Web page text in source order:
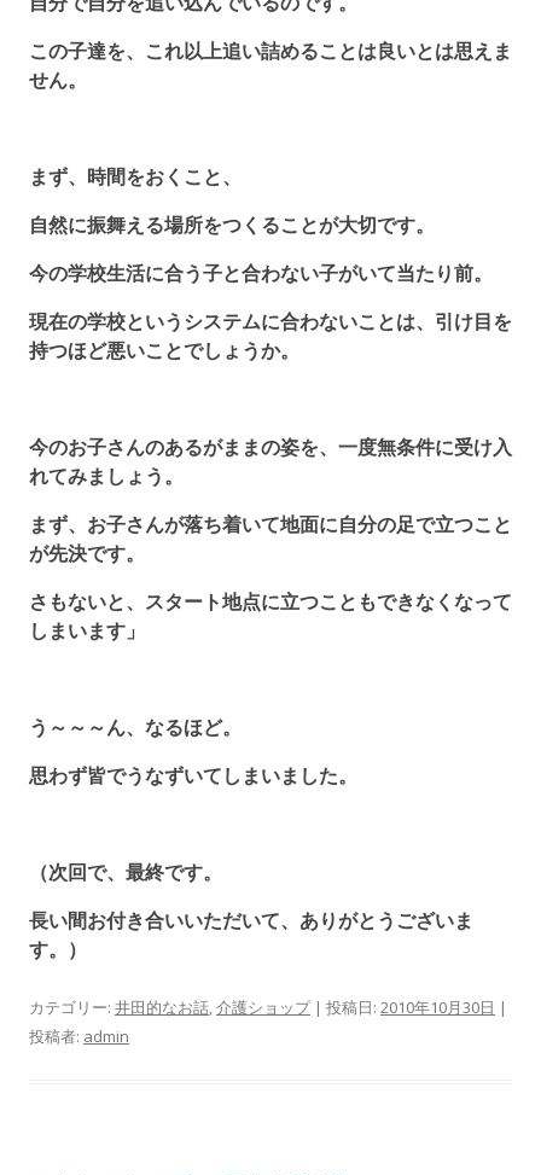
この子達を、これ以上追い詰めることは良いとは思えま
せん。
まず、時間をおくこと、
自然に振舞える場所をつくることが大切です。
今の学校生活に合う子と合わない子がいて当たり前。
現在の学校というシステムに合わないことは、引け目を
持つほど悪いことでしょうか。
今のお子さんのあるがままの姿を、一度無条件に受け入
れてみましょう。
まず、お子さんが落ち着いて地面に自分の足で立つこと
が先決です。
さもないと、スタート地点に立つこともできなくなって
しまいます」
う～～～ん、なるほど。
思わず皆でうなずいてしまいました。
（次回で、最終です。
長い間お付き合いいただいて、ありがとうございま
す。）
カテゴリー: 井田的なお話,介護ショップ| 投稿日: 2010年10月30日 |
投稿者: admin